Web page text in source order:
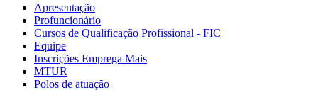
Apresentação
Profuncionário
Cursos de Qualificação Profissional - FIC
Equipe
Inscrições Emprega Mais
MTUR
Polos de atuação